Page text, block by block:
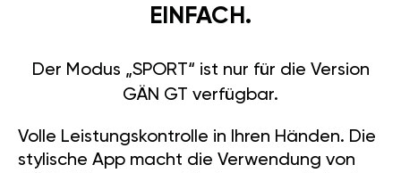
EINFACH.
Der Modus „SPORT“ ist nur für die Version
GÄN GT verfügbar.
Volle Leistungskontrolle in Ihren Händen. Die
stylische App macht die Verwendung von